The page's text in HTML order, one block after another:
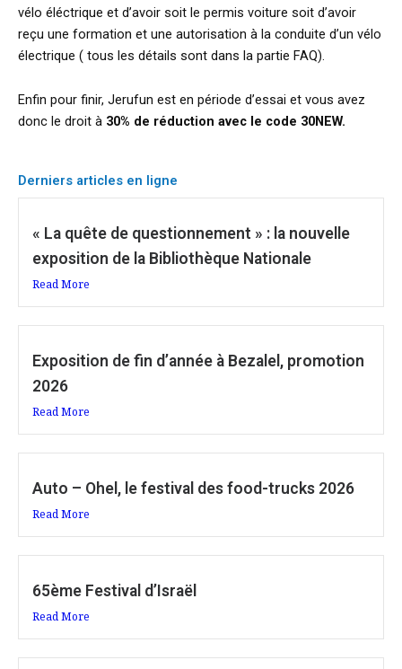
vélo éléctrique et d’avoir soit le permis voiture soit d’avoir
reçu une formation et une autorisation à la conduite d’un vélo
électrique ( tous les détails sont dans la partie FAQ).
Enfin pour finir, Jerufun est en période d’essai et vous avez
donc le droit à 30% de réduction avec le code 30NEW.
Derniers articles en ligne
« La quête de questionnement » : la nouvelle
exposition de la Bibliothèque Nationale
Read More
Exposition de fin d’année à Bezalel, promotion
2026
Read More
Auto – Ohel, le festival des food-trucks 2026
Read More
65ème Festival d’Israël
Read More